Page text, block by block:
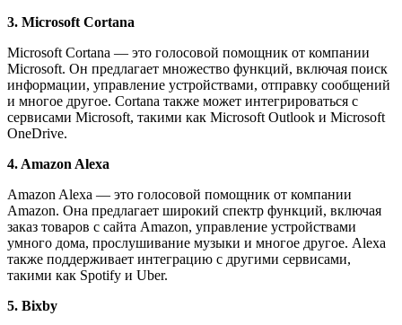
3. Microsoft Cortana
Microsoft Cortana — это голосовой помощник от компании
Microsoft. Он предлагает множество функций, включая поиск
информации, управление устройствами, отправку сообщений
и многое другое. Cortana также может интегрироваться с
сервисами Microsoft, такими как Microsoft Outlook и Microsoft
OneDrive.
4. Amazon Alexa
Amazon Alexa — это голосовой помощник от компании
Amazon. Она предлагает широкий спектр функций, включая
заказ товаров с сайта Amazon, управление устройствами
умного дома, прослушивание музыки и многое другое. Alexa
также поддерживает интеграцию с другими сервисами,
такими как Spotify и Uber.
5. Bixby